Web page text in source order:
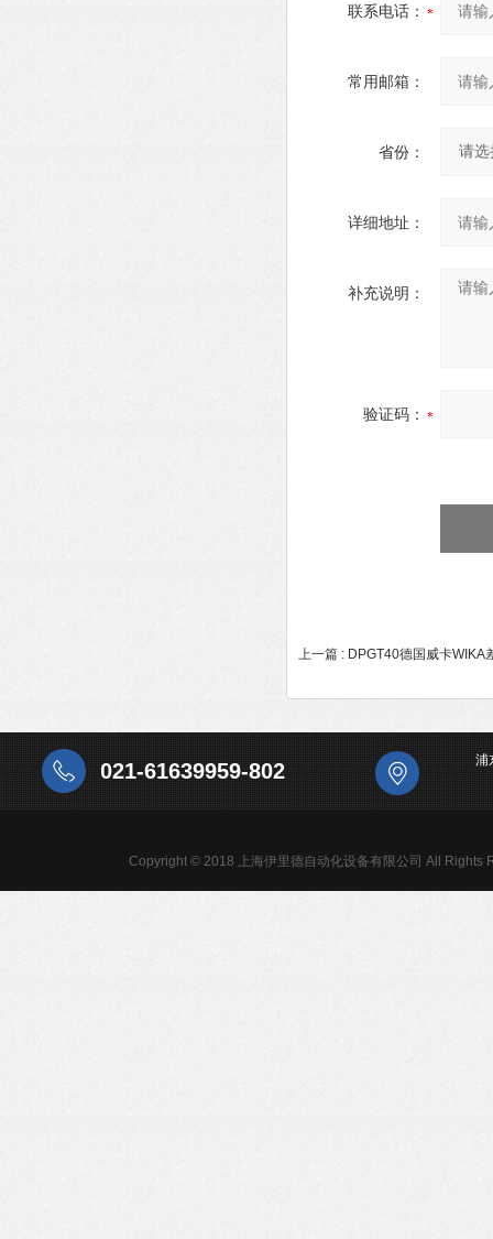
联系电话：
常用邮箱：
省份：
详细地址：
补充说明：
验证码：
上一篇 : DPGT40德国威卡WIKA
021-61639959-802 浦
Copyright © 2018 上海伊里德自动化设备有限公司 All Rights